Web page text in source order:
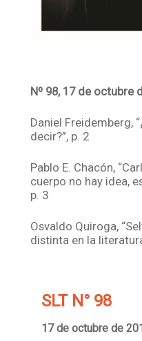
Nº 98, 17 de octubre
Daniel Freidemberg,
decir?”, p. 2
Pablo E. Chacón,
cuerpo no hay idea,
p. 3
Osvaldo Quiroga,
distinta en la
SLT N° 98
17 de octubre de